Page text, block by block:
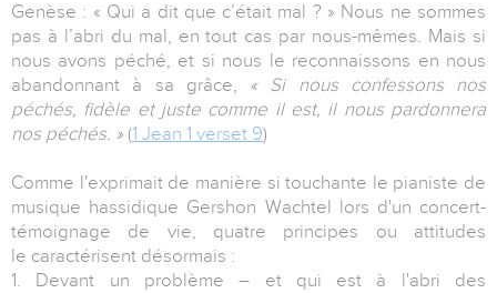
Genèse : « Qui a dit que c’était mal ? » Nous ne sommes
pas à l’abri du mal, en tout cas par nous-mêmes. Mais si
nous avons péché, et si nous le reconnaissons en nous
abandonnant à sa grâce,
« Si nous confessons nos
péchés, fidèle et juste comme il est, il nous pardonnera
nos péchés. » (1 Jean 1 verset 9)
Comme l'exprimait de manière si touchante le pianiste de
musique hassidique Gershon Wachtel lors d'un concert-
témoignage de vie, quatre principes ou attitudes
le caractérisent désormais :
1. Devant un problème – et qui est à l'abri des